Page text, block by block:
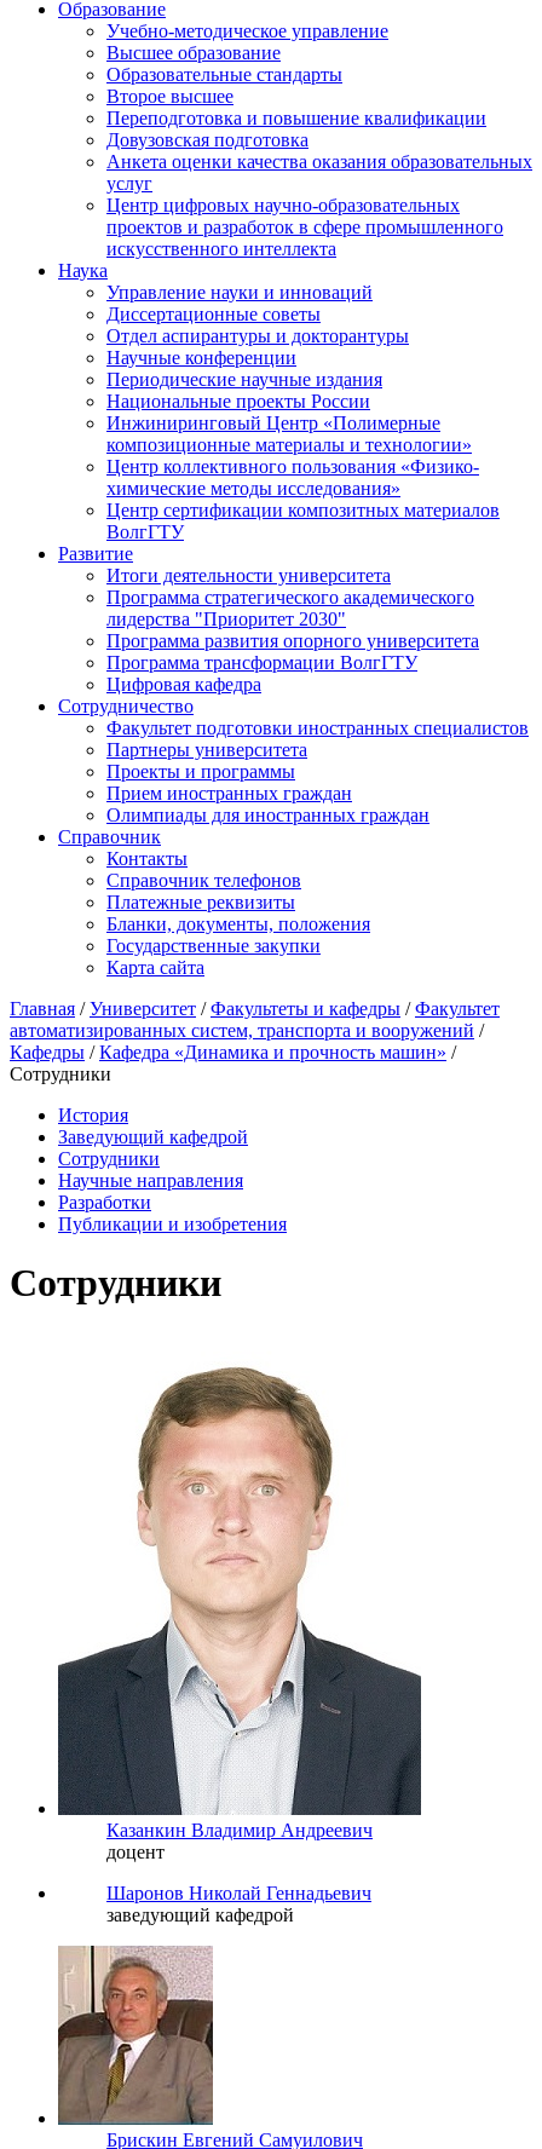
Образование
Учебно-методическое управление
Высшее образование
Образовательные стандарты
Второе высшее
Переподготовка и повышение квалификации
Довузовская подготовка
Анкета оценки качества оказания образовательных
услуг
Центр цифровых научно-образовательных
проектов и разработок в сфере промышленного
искусственного интеллекта
Наука
Управление науки и инноваций
Диссертационные советы
Отдел аспирантуры и докторантуры
Научные конференции
Периодические научные издания
Национальные проекты России
Инжиниринговый Центр «Полимерные
композиционные материалы и технологии»
Центр коллективного пользования «Физико-
химические методы исследования»
Центр сертификации композитных материалов
ВолгГТУ
Развитие
Итоги деятельности университета
Программа стратегического академического
лидерства "Приоритет 2030"
Программа развития опорного университета
Программа трансформации ВолгГТУ
Цифровая кафедра
Сотрудничество
Факультет подготовки иностранных специалистов
Партнеры университета
Проекты и программы
Прием иностранных граждан
Олимпиады для иностранных граждан
Справочник
Контакты
Справочник телефонов
Платежные реквизиты
Бланки, документы, положения
Государственные закупки
Карта сайта
Главная /Университет /Факультеты и кафедры /Факультет
автоматизированных систем, транспорта и вооружений /
Кафедры /Кафедра «Динамика и прочность машин» /
Сотрудники
История
Заведующий кафедрой
Сотрудники
Научные направления
Разработки
Публикации и изобретения
Сотрудники
Казанкин Владимир Андреевич
доцент
Шаронов Николай Геннадьевич
заведующий кафедрой
Брискин Евгений Самуилович